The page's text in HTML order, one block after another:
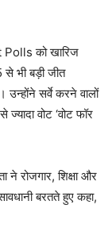
Polls को खारिज
से भी बड़ी जीत
सर्वे करने वालों
वोट ‘वोट फॉर
रोजगार, शिक्षा और
बरतते हुए कहा,